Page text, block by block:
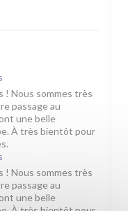
! Nous sommes très
passage au
une belle
À très bientôt pour
! Nous sommes très
passage au
une belle